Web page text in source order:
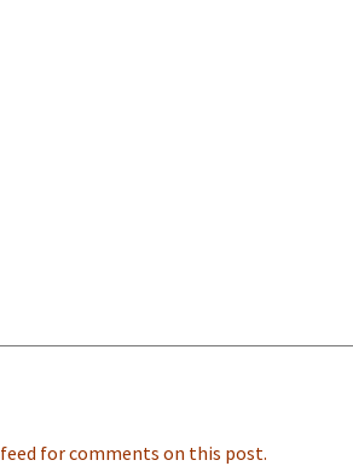
feed for comments on this post.